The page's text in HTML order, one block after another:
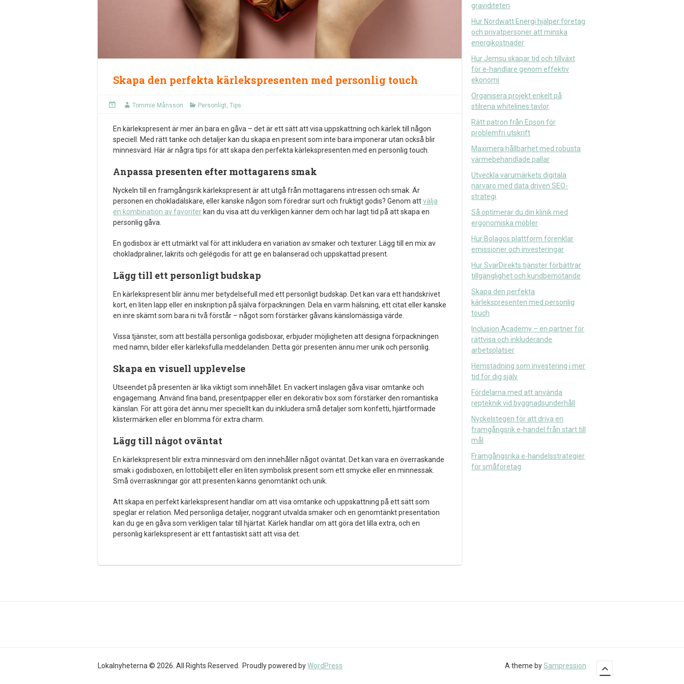
Skapa den perfekta kärlekspresenten med personlig touch
Tommie Månsson Personligt Tips
En kärlekspresent är mer än bara en gåva – det är ett sätt att visa uppskattning och kärlek till någon
speciell. Med rätt tanke och detaljer kan du skapa en present som inte bara imponerar utan också blir
minnesvärd. Här är några tips för att skapa den perfekta kärlekspresenten med en personlig touch.
Anpassa presenten efter mottagarens smak
Nyckeln till en framgångsrik kärlekspresent är att utgå från mottagarens intressen och smak. Är
personen en chokladälskare, eller kanske någon som föredrar surt och fruktigt godis? Genom attvälja
en kombination av favoriter kan du visa att du verkligen känner dem och har lagt tid på att skapa en
personlig gåva.
En godisbox är ett utmärkt val för att inkludera en variation av smaker och texturer. Lägg till en mix av
chokladpraliner, lakrits och gelégodis för att ge en balanserad och uppskattad present.
Lägg till ett personligt budskap
En kärlekspresent blir ännu mer betydelsefull med ett personligt budskap. Det kan vara ett handskrivet
kort, en liten lapp eller en inskription på själva förpackningen. Dela en varm hälsning, ett citat eller kanske
en inre skämt som bara ni två förstår – något som förstärker gåvans känslomässiga värde.
Vissa tjänster, som att beställa personliga godisboxar, erbjuder möjligheten att designa förpackningen
med namn, bilder eller kärleksfulla meddelanden. Detta gör presenten ännu mer unik och personlig.
Skapa en visuell upplevelse
Utseendet på presenten är lika viktigt som innehållet. En vackert inslagen gåva visar omtanke och
engagemang. Använd fina band, presentpapper eller en dekorativ box som förstärker den romantiska
känslan. För att göra det ännu mer speciellt kan du inkludera små detaljer som konfetti, hjärtformade
klistermärken eller en blomma för extra charm.
Lägg till något oväntat
En kärlekspresent blir extra minnesvärd om den innehåller något oväntat. Det kan vara en överraskande
smak i godisboxen, en lottobiljett eller en liten symbolisk present som ett smycke eller en minnessak.
Små överraskningar gör att presenten känns genomtänkt och unik.
Att skapa en perfekt kärlekspresent handlar om att visa omtanke och uppskattning på ett sätt som
speglar er relation. Med personliga detaljer, noggrant utvalda smaker och en genomtänkt presentation
kan du ge en gåva som verkligen talar till hjärtat. Kärlek handlar om att göra det lilla extra, och en
personlig kärlekspresent är ett fantastiskt sätt att visa det.
graviditeten
Hur Nordwatt Energi hjälper företag
och privatpersoner att minska
energikostnader
Hur Jemsu skapar tid och tillväxt
för e-handlare genom effektiv
ekonomi
Organisera projekt enkelt på
stilrena whitelines tavlor
Rätt patron från Epson för
problemfri utskrift
Maximera hållbarhet med robusta
värmebehandlade pallar
Utveckla varumärkets digitala
närvaro med data driven SEO-
strategi
Så optimerar du din klinik med
ergonomiska möbler
Hur Bolagos plattform förenklar
emissioner och investeringar
Hur SvarDirekts tjänster förbättrar
tillgänglighet och kundbemötande
Skapa den perfekta
kärlekspresenten med personlig
touch
Inclusion Academy – en partner för
rättvisa och inkluderande
arbetsplatser
Hemstädning som investering i mer
tid för dig själv
Fördelarna med att använda
repteknik vid byggnadsunderhåll
Nyckelstegen för att driva en
framgångsrik e-handel från start till
mål
Framgångsrika e-handelsstrategier
för småföretag
Lokalnyheterna © 2026. All Rights Reserved. Proudly powered byWordPress A theme bySampression